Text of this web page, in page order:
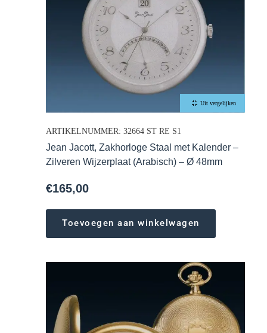
Uit vergelijken
ARTIKELNUMMER: 32664 ST RE S1
Jean Jacott, Zakhorloge Staal met Kalender –
Zilveren Wijzerplaat (Arabisch) – Ø 48mm
€165,00
Toevoegen aan winkelwagen